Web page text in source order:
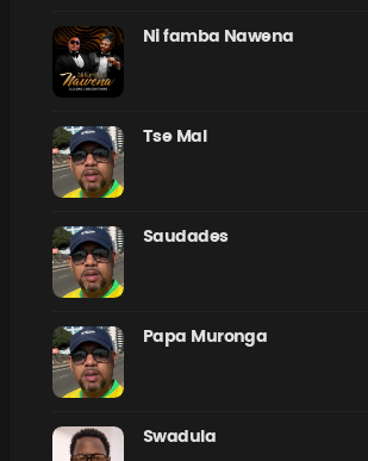
Ni famba Nawena
Tse Mal
Saudades
Papa Muronga
Swadula